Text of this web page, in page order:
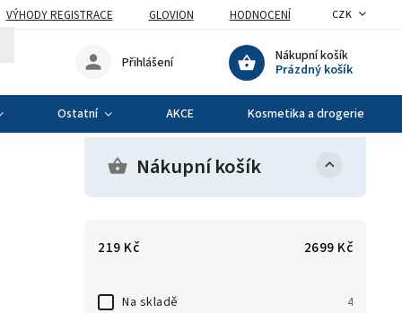
VÝHODY REGISTRACE GLOVION HODNOCENÍ CZK
Nákupní košík
Prázdný košík
Přihlášení
Ostatní AKCE Kosmetika a drogerie
Nákupní košík
219 Kč 2699 Kč
Na skladě 4